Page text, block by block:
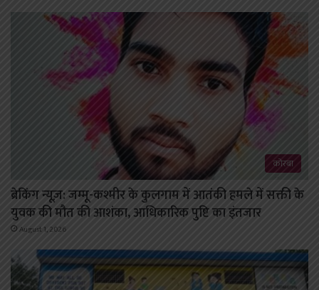
कोरबा
ब्रेकिंग न्यूज़: जम्मू-कश्मीर के कुलगाम में आतंकी हमले में सक्ती के
युवक की मौत की आशंका, आधिकारिक पुष्टि का इंतजार
August 1, 2026